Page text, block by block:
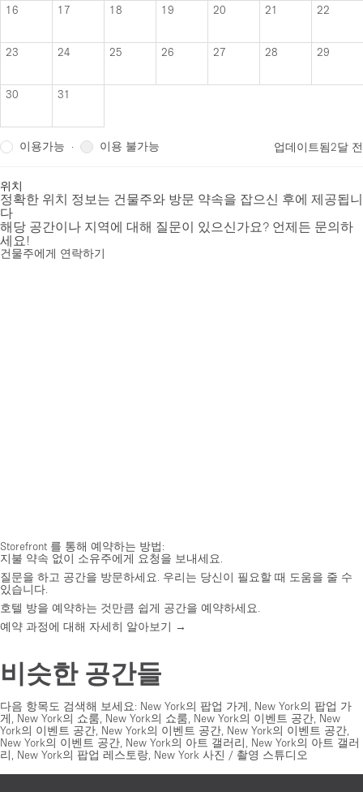
16 17 18 19 20 21 22
23 24 25 26 27 28 29
30 31
이용가능 · 이용 불가능 업데이트됨2달 전
위치
정확한 위치 정보는 건물주와 방문 약속을 잡으신 후에 제공됩니
다
해당 공간이나 지역에 대해 질문이 있으신가요? 언제든 문의하
세요!
건물주에게 연락하기
Storefront 를 통해 예약하는 방법:
지불 약속 없이 소유주에게 요청을 보내세요.
질문을 하고 공간을 방문하세요. 우리는 당신이 필요할 때 도움을 줄 수
있습니다.
호텔 방을 예약하는 것만큼 쉽게 공간을 예약하세요.
예약 과정에 대해 자세히 알아보기 →
비슷한 공간들
다음 항목도 검색해 보세요: New York의 팝업 가게
New York의 팝업 가
게
New York의 쇼룸 New York의 쇼룸 New York의 이벤트 공간 New
York의 이벤트 공간 New York의 이벤트 공간 New York의 이벤트 공간
New York의 이벤트 공간 New York의 아트 갤러리
New York의 아트 갤러
리
New York의 팝업 레스토랑 New York 사진 / 촬영 스튜디오